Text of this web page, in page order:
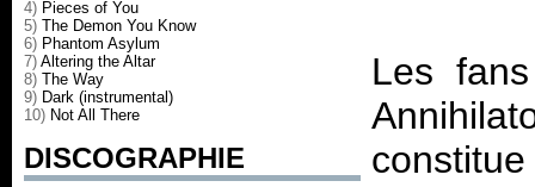
4) Pieces of You
5) The Demon You Know
6) Phantom Asylum
7) Altering the Altar
8) The Way
9) Dark (instrumental)
10) Not All There
DISCOGRAPHIE
Les